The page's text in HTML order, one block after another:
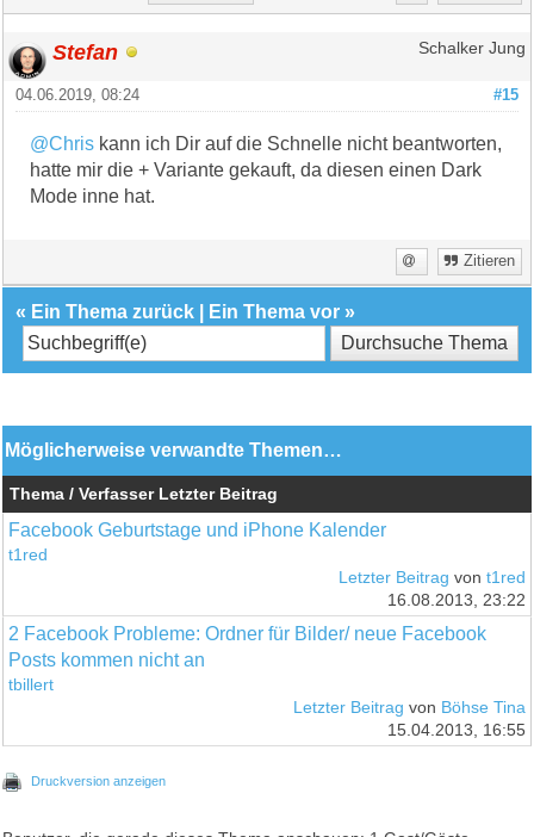
Stefan Schalker Jung
#15
04.06.2019, 08:24
@Chris kann ich Dir auf die Schnelle nicht beantworten,
hatte mir die + Variante gekauft, da diesen einen Dark
Mode inne hat.
Zitieren
« Ein Thema zurück Ein Thema vor »
Möglicherweise verwandte Themen…
Thema / Verfasser Letzter Beitrag
Facebook Geburtstage und iPhone Kalender
t1red
Letzter Beitrag von t1red
16.08.2013, 23:22
2 Facebook Probleme: Ordner für Bilder/ neue Facebook
Posts kommen nicht an
tbillert
Letzter Beitrag von Böhse Tina
15.04.2013, 16:55
Druckversion anzeigen